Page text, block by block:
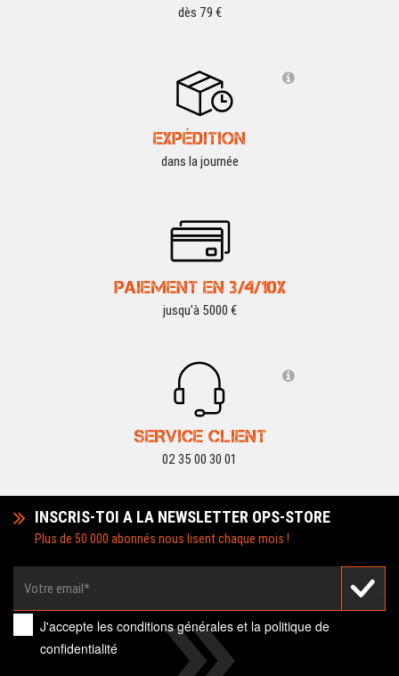
dès 79 €
EXPÉDITION
dans la journée
PAIEMENT EN 3/4/10X
jusqu'à 5000 €
SERVICE CLIENT
02 35 00 30 01
INSCRIS-TOI A LA NEWSLETTER OPS-STORE
Plus de 50 000 abonnés nous lisent chaque mois !
J'accepte lesconditions générales et lapolitique de
confidentialité